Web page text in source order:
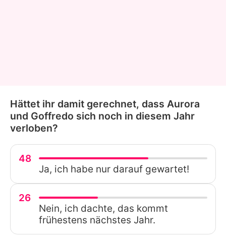
Hättet ihr damit gerechnet, dass Aurora
und Goffredo sich noch in diesem Jahr
verloben?
48
Ja, ich habe nur darauf gewartet!
26
Nein, ich dachte, das kommt
frühestens nächstes Jahr.